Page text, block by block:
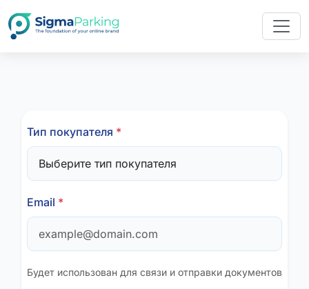
Тип покупателя *
Email *
Будет использован для связи и отправки документов